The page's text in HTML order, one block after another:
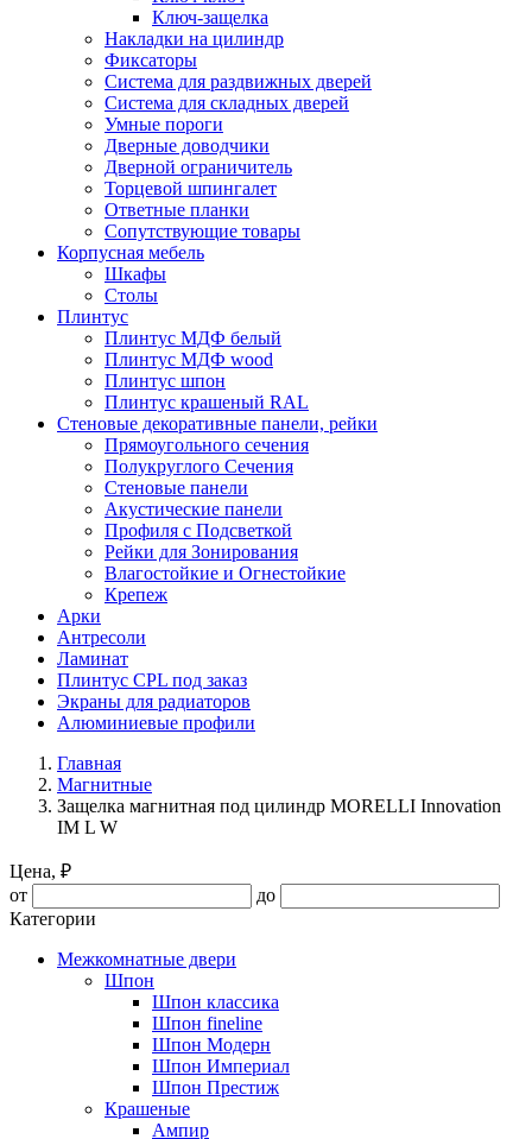
Ключ-защелка
Накладки на цилиндр
Фиксаторы
Система для раздвижных дверей
Система для складных дверей
Умные пороги
Дверные доводчики
Дверной ограничитель
Торцевой шпингалет
Ответные планки
Сопутствующие товары
Корпусная мебель
Шкафы
Столы
Плинтус
Плинтус МДФ белый
Плинтус МДФ wood
Плинтус шпон
Плинтус крашеный RAL
Стеновые декоративные панели, рейки
Прямоугольного сечения
Полукруглого Сечения
Стеновые панели
Акустические панели
Профиля с Подсветкой
Рейки для Зонирования
Влагостойкие и Огнестойкие
Крепеж
Арки
Антресоли
Ламинат
Плинтус CPL под заказ
Экраны для радиаторов
Алюминиевые профили
Главная
Магнитные
Защелка магнитная под цилиндр MORELLI Innovation
IM L W
Цена, ₽
от
до
Категории
Межкомнатные двери
Шпон
Шпон классика
Шпон fineline
Шпон Модерн
Шпон Империал
Шпон Престиж
Крашеные
Ампир